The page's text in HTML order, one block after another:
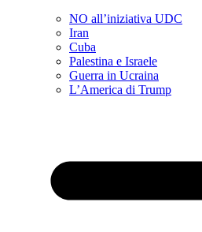
NO all’iniziativa UDC
Iran
Cuba
Palestina e Israele
Guerra in Ucraina
L’America di Trump